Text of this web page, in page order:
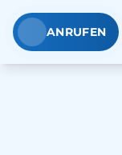
ANRUFEN